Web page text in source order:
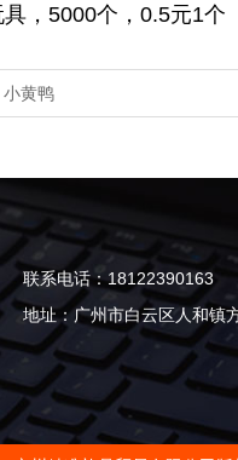
，5000个，0.5元1个
小黄鸭
联系电话：18122390163
地址：广州市白云区人和镇